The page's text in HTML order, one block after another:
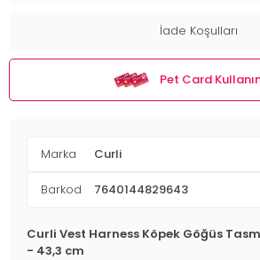
İade Koşulları
Pet Card
Marka Curli
Barkod 7640144829643
Curli Vest Harness Köpek Göğüs
- 43,3 cm